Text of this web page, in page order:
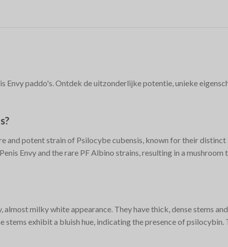
paddo's. Ontdek de uitzonderlijke potentie, unieke
and potent strain of Psilocybe cubensis, known for their
Envy and the rare PF Albino strains, resulting in a
milky white appearance. They have thick, dense stems
stems exhibit a bluish hue, indicating the presence of